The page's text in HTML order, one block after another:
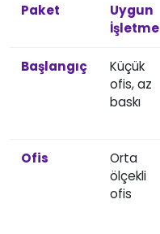
Paket
Uygun
İşletme
Başlangıç
Küçük
ofis, az
baskı
Ofis
Orta
ölçekli
ofis